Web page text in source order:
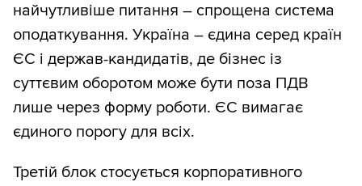
найчутливіше питання – спрощена система
оподаткування. Україна – єдина серед країн
ЄС і держав-кандидатів, де бізнес із
суттєвим оборотом може бути поза ПДВ
лише через форму роботи. ЄС вимагає
єдиного порогу для всіх.
Третій блок стосується корпоративного